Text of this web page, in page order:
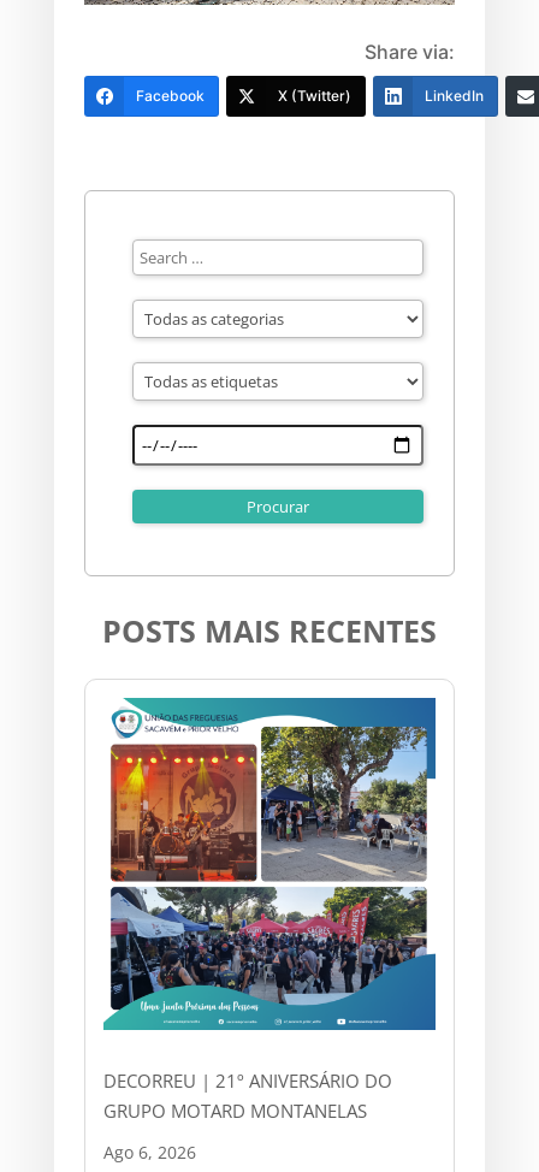
Share via:
Facebook X (Twitter) LinkedIn
POSTS MAIS RECENTES
DECORREU | 21º ANIVERSÁRIO DO
GRUPO MOTARD MONTANELAS
Ago 6, 2026